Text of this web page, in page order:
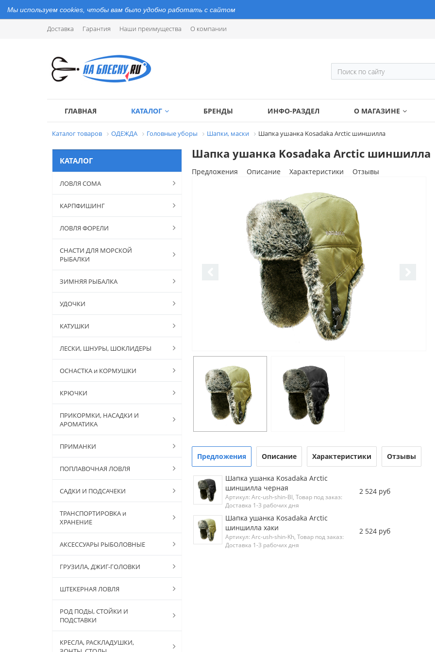
Мы используем cookies, чтобы вам было удобно работать с сайтом
Доставка Гарантия Наши преимущества О компании
ГЛАВНАЯ КАТАЛОГ БРЕНДЫ ИНФО-РАЗДЕЛ О МАГАЗИНЕ
Каталог товаров ОДЕЖДА Головные уборы Шапки, маски Шапка ушанка Kosadaka Arctic шиншилла
КАТАЛОГ
ЛОВЛЯ СОМА
КАРПФИШИНГ
ЛОВЛЯ ФОРЕЛИ
СНАСТИ ДЛЯ МОРСКОЙ
РЫБАЛКИ
ЗИМНЯЯ РЫБАЛКА
УДОЧКИ
КАТУШКИ
ЛЕСКИ, ШНУРЫ, ШОКЛИДЕРЫ
ОСНАСТКА и КОРМУШКИ
КРЮЧКИ
ПРИКОРМКИ, НАСАДКИ И
АРОМАТИКА
ПРИМАНКИ
ПОПЛАВОЧНАЯ ЛОВЛЯ
САДКИ И ПОДСАЧЕКИ
ТРАНСПОРТИРОВКА и
ХРАНЕНИЕ
АКСЕССУАРЫ РЫБОЛОВНЫЕ
ГРУЗИЛА, ДЖИГ-ГОЛОВКИ
ШТЕКЕРНАЯ ЛОВЛЯ
РОД ПОДЫ, СТОЙКИ И
ПОДСТАВКИ
КРЕСЛА, РАСКЛАДУШКИ,
Шапка ушанка Kosadaka Arctic шиншилла
Предложения Описание Характеристики Отзывы
Предложения Описание Характеристики Отзывы
Шапка ушанка Kosadaka Arctic
шиншилла черная
Артикул: Arc-ush-shin-Bl, Товар под заказ:
Доставка 1-3 рабочих дня
2 524 руб
Шапка ушанка Kosadaka Arctic
шиншилла хаки
Артикул: Arc-ush-shin-Kh, Товар под заказ:
Доставка 1-3 рабочих дня
2 524 руб